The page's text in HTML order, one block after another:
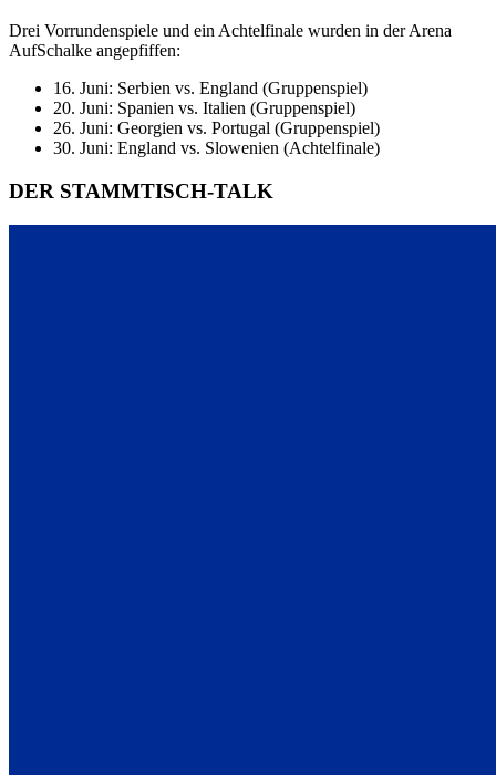
Drei Vorrundenspiele und ein Achtelfinale wurden in der Arena
AufSchalke angepfiffen:
16. Juni: Serbien vs. England (Gruppenspiel)
20. Juni: Spanien vs. Italien (Gruppenspiel)
26. Juni: Georgien vs. Portugal (Gruppenspiel)
30. Juni: England vs. Slowenien (Achtelfinale)
DER STAMMTISCH-TALK